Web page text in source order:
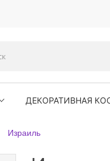
ДЕКОРАТИВНАЯ
Израиль